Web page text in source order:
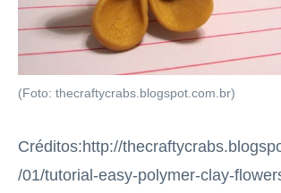
(Foto: thecraftycrabs.blogspot.com.br)
Créditos:http://
/01/tutorial-easy-polymer-clay-